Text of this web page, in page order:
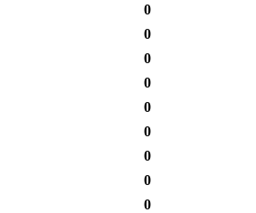
0
0
0
0
0
0
0
0
0